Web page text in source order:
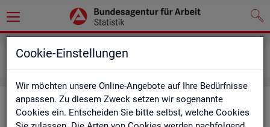
Cookie-Einstellungen
Wir möchten unsere Online-Angebote auf Ihre Bedürfnisse
anpassen. Zu diesem Zweck setzen wir sogenannte
Cookies ein. Entscheiden Sie bitte selbst, welche Cookies
Me­dia­thek